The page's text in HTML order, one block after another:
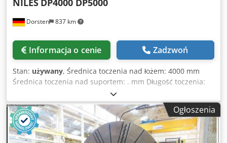
Dorsten 837 km
NILES DP4000 DP5000
Informacja o cenie Zadzwoń
Stan: używany, Średnica toczenia nad łożem: 4000 mm
Średnica toczenia nad suportem: . mm Długość toczenia:
5000 mm Całkowite zapotrzebowanie na moc: 30 kW Waga
maszyny ok. . t Zapotrzebowanie na miejsce ok. . m
Specyfikacja: Długość toczenia (mm): 5000 Maks. średnica
toczenia (mm): 4000 Maks. średnica toczenia w wykroku
(mm): 5000 Prędkość obrotowa: 1,4 - 71 (18x) kW: 30
Ogłoszenia